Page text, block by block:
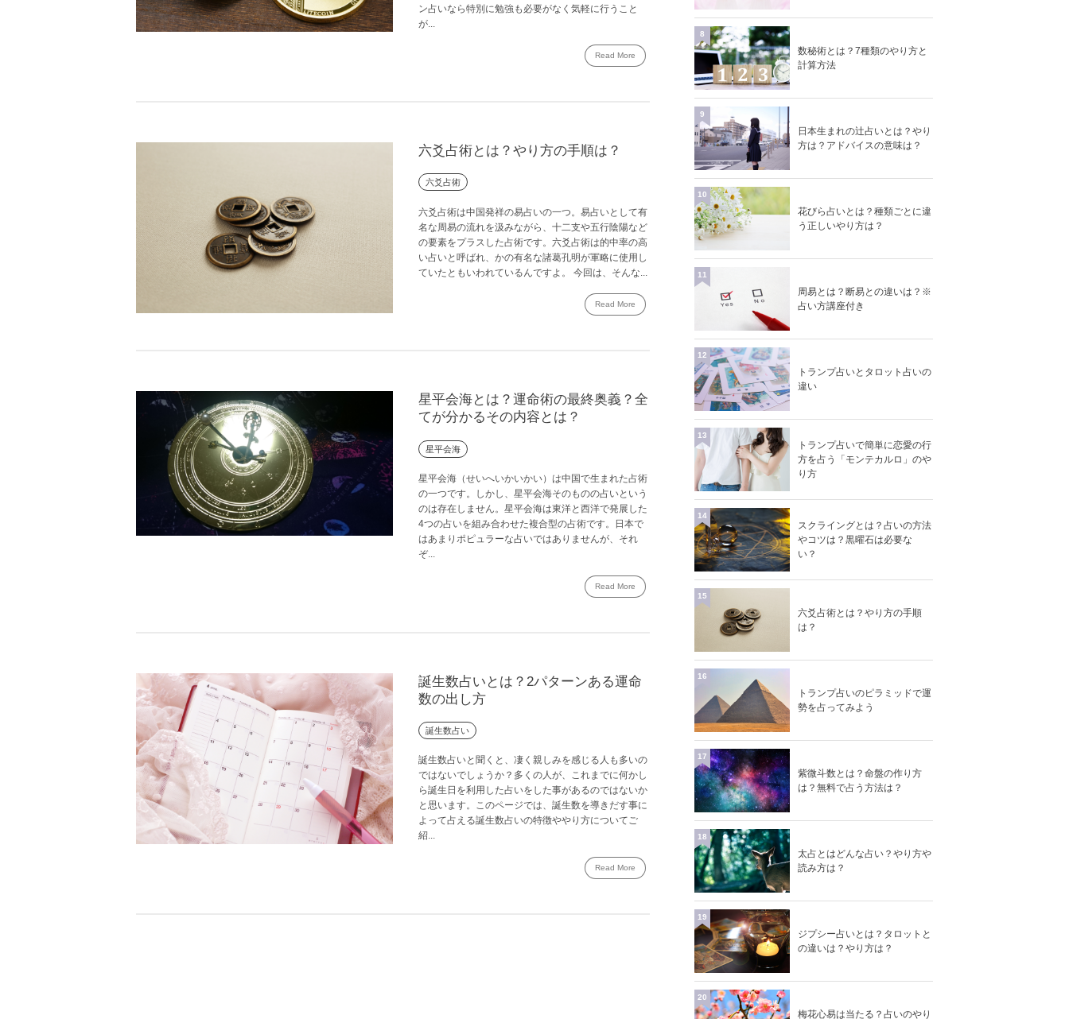
ン占いなら特別に勉強も必要がなく気軽に行うこと
が...
Read More
六爻占術とは？やり方の手順は？
六爻占術
六爻占術は中国発祥の易占いの一つ。易占いとして有
名な周易の流れを汲みながら、十二支や五行陰陽など
の要素をプラスした占術です。六爻占術は的中率の高
い占いと呼ばれ、かの有名な諸葛孔明が軍略に使用し
ていたともいわれているんですよ。 今回は、そんな...
Read More
星平会海とは？運命術の最終奥義？全
てが分かるその内容とは？
星平会海
星平会海（せいへいかいかい）は中国で生まれた占術
の一つです。しかし、星平会海そのものの占いという
のは存在しません。星平会海は東洋と西洋で発展した
4つの占いを組み合わせた複合型の占術です。日本で
はあまりポピュラーな占いではありませんが、それ
ぞ...
Read More
誕生数占いとは？2パターンある運命
数の出し方
誕生数占い
誕生数占いと聞くと、凄く親しみを感じる人も多いの
ではないでしょうか？多くの人が、これまでに何かし
ら誕生日を利用した占いをした事があるのではないか
と思います。このページでは、誕生数を導きだす事に
よって占える誕生数占いの特徴ややり方についてご
紹...
Read More
数秘術とは？7種類のやり方と
計算方法
8
日本生まれの辻占いとは？やり
方は？アドバイスの意味は？
9
花びら占いとは？種類ごとに違
う正しいやり方は？
10
周易とは？断易との違いは？※
占い方講座付き
11
トランプ占いとタロット占いの
違い
12
トランプ占いで簡単に恋愛の行
方を占う「モンテカルロ」のや
り方
13
スクライングとは？占いの方法
やコツは？黒曜石は必要な
い？
14
六爻占術とは？やり方の手順
は？
15
トランプ占いのピラミッドで運
勢を占ってみよう
16
紫微斗数とは？命盤の作り方
は？無料で占う方法は？
17
太占とはどんな占い？やり方や
読み方は？
18
ジプシー占いとは？タロットと
の違いは？やり方は？
19
梅花心易は当たる？占いのやり
20